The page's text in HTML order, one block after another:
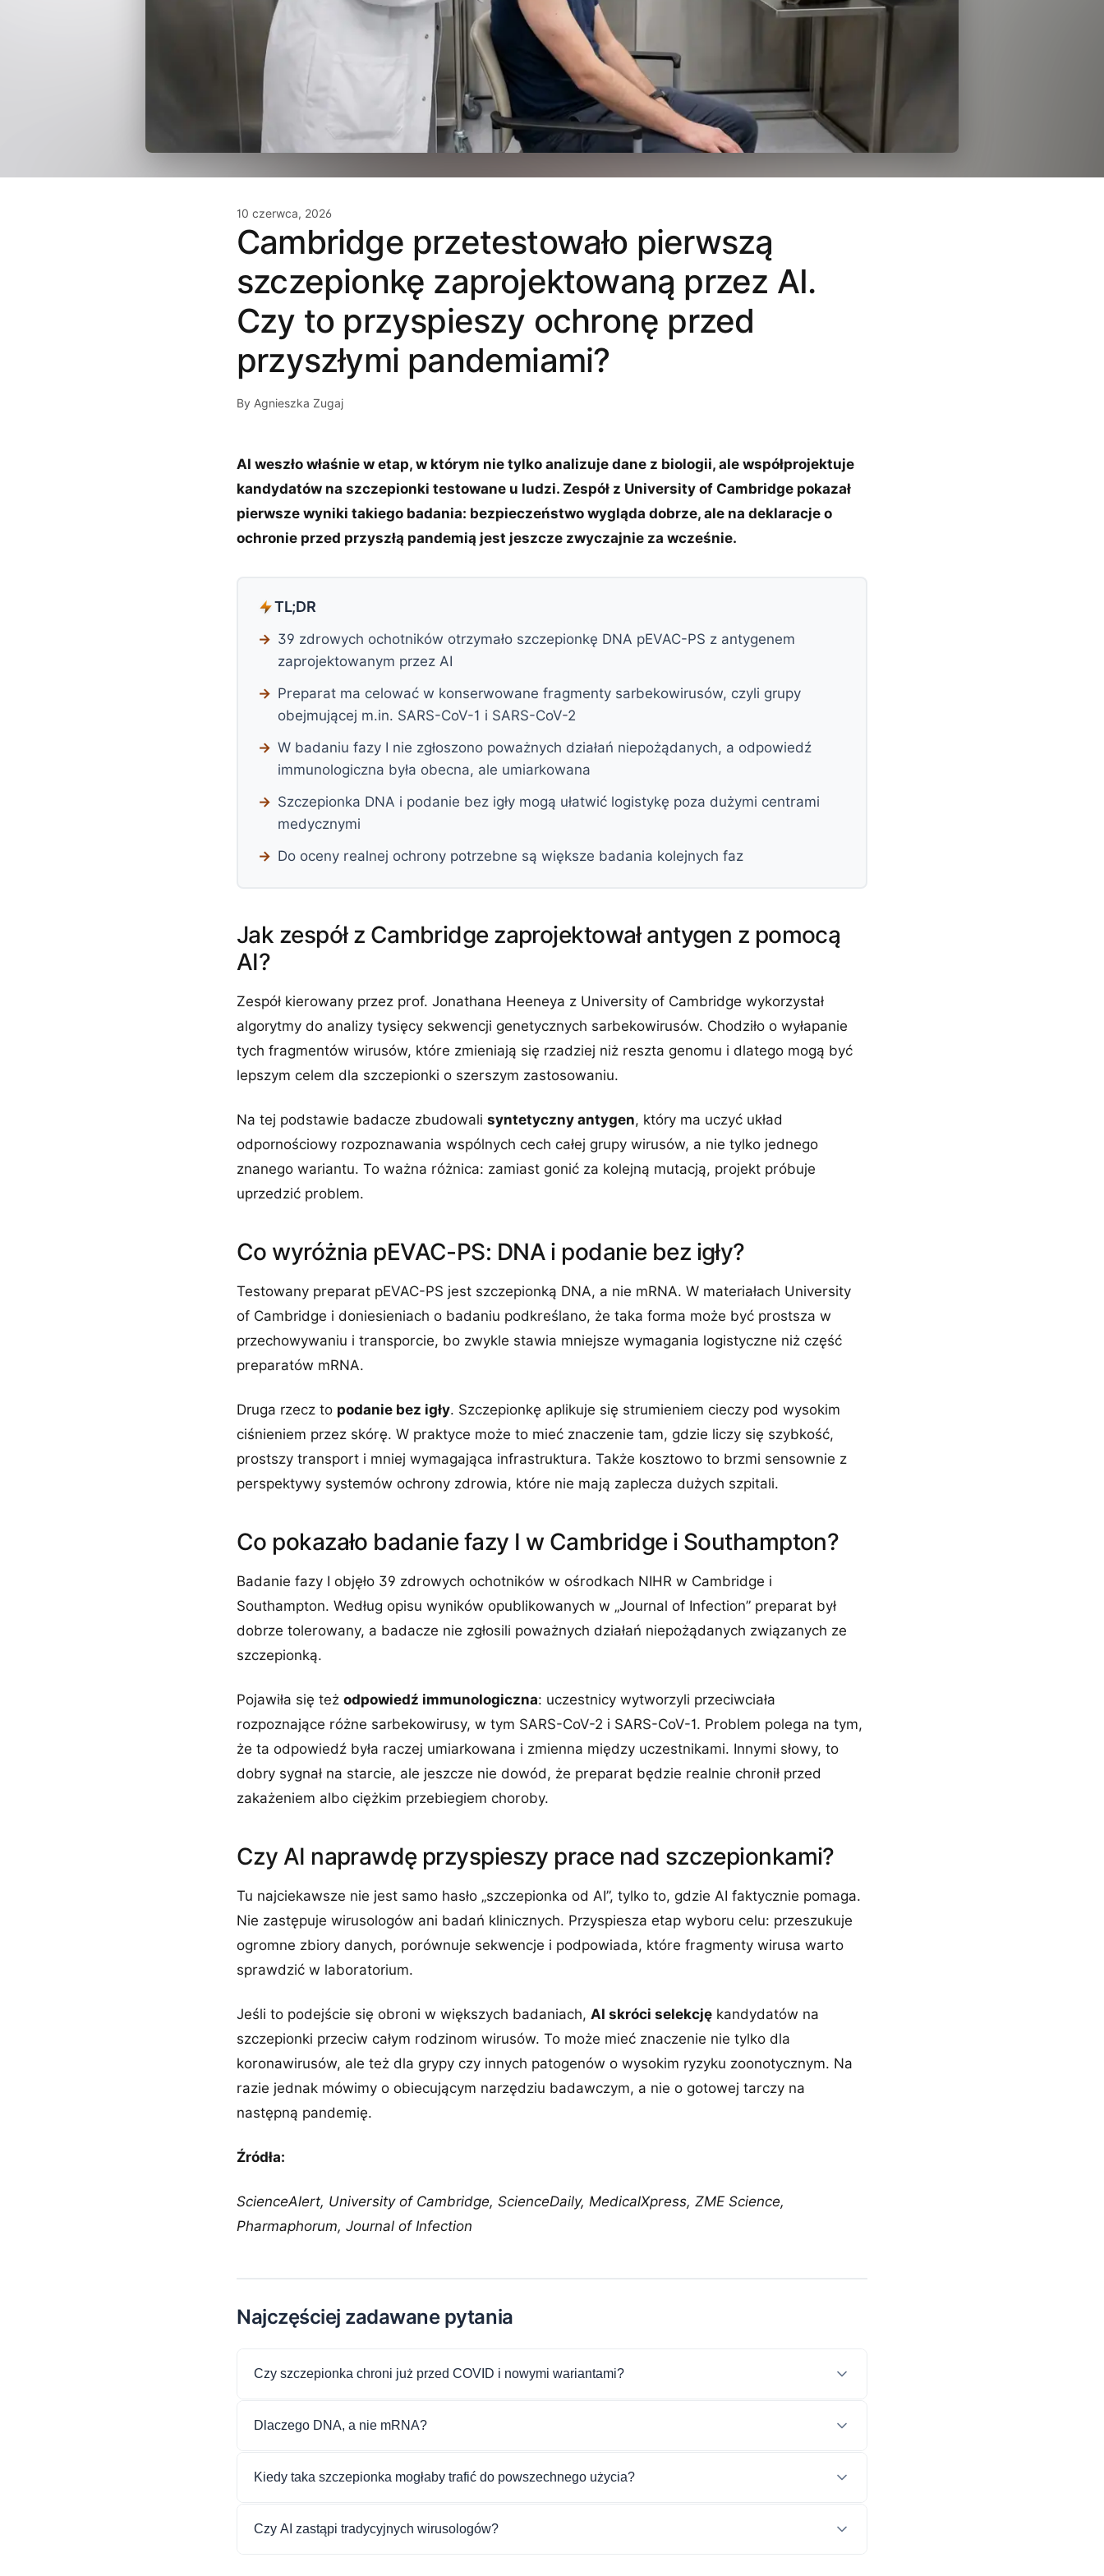
10 czerwca, 2026
Cambridge przetestowało pierwszą
szczepionkę zaprojektowaną przez AI.
Czy to przyspieszy ochronę przed
przyszłymi pandemiami?
By Agnieszka Zugaj
AI weszło właśnie w etap, w którym nie tylko analizuje dane z biologii, ale współprojektuje
kandydatów na szczepionki testowane u ludzi. Zespół z University of Cambridge pokazał
pierwsze wyniki takiego badania: bezpieczeństwo wygląda dobrze, ale na deklaracje o
ochronie przed przyszłą pandemią jest jeszcze zwyczajnie za wcześnie.
TL;DR
39 zdrowych ochotników otrzymało szczepionkę DNA pEVAC-PS z antygenem
zaprojektowanym przez AI
Preparat ma celować w konserwowane fragmenty sarbekowirusów, czyli grupy
obejmującej m.in. SARS-CoV-1 i SARS-CoV-2
W badaniu fazy I nie zgłoszono poważnych działań niepożądanych, a odpowiedź
immunologiczna była obecna, ale umiarkowana
Szczepionka DNA i podanie bez igły mogą ułatwić logistykę poza dużymi centrami
medycznymi
Do oceny realnej ochrony potrzebne są większe badania kolejnych faz
Jak zespół z Cambridge zaprojektował antygen z pomocą
AI?
Zespół kierowany przez prof. Jonathana Heeneya z University of Cambridge wykorzystał
algorytmy do analizy tysięcy sekwencji genetycznych sarbekowirusów. Chodziło o wyłapanie
tych fragmentów wirusów, które zmieniają się rzadziej niż reszta genomu i dlatego mogą być
lepszym celem dla szczepionki o szerszym zastosowaniu.
Na tej podstawie badacze zbudowali syntetyczny antygen, który ma uczyć układ
odpornościowy rozpoznawania wspólnych cech całej grupy wirusów, a nie tylko jednego
znanego wariantu. To ważna różnica: zamiast gonić za kolejną mutacją, projekt próbuje
uprzedzić problem.
Co wyróżnia pEVAC-PS: DNA i podanie bez igły?
Testowany preparat pEVAC-PS jest szczepionką DNA, a nie mRNA. W materiałach University
of Cambridge i doniesieniach o badaniu podkreślano, że taka forma może być prostsza w
przechowywaniu i transporcie, bo zwykle stawia mniejsze wymagania logistyczne niż część
preparatów mRNA.
Druga rzecz to podanie bez igły. Szczepionkę aplikuje się strumieniem cieczy pod wysokim
ciśnieniem przez skórę. W praktyce może to mieć znaczenie tam, gdzie liczy się szybkość,
prostszy transport i mniej wymagająca infrastruktura. Także kosztowo to brzmi sensownie z
perspektywy systemów ochrony zdrowia, które nie mają zaplecza dużych szpitali.
Co pokazało badanie fazy I w Cambridge i Southampton?
Badanie fazy I objęło 39 zdrowych ochotników w ośrodkach NIHR w Cambridge i
Southampton. Według opisu wyników opublikowanych w „Journal of Infection” preparat był
dobrze tolerowany, a badacze nie zgłosili poważnych działań niepożądanych związanych ze
szczepionką.
Pojawiła się też odpowiedź immunologiczna: uczestnicy wytworzyli przeciwciała
rozpoznające różne sarbekowirusy, w tym SARS-CoV-2 i SARS-CoV-1. Problem polega na tym,
że ta odpowiedź była raczej umiarkowana i zmienna między uczestnikami. Innymi słowy, to
dobry sygnał na starcie, ale jeszcze nie dowód, że preparat będzie realnie chronił przed
zakażeniem albo ciężkim przebiegiem choroby.
Czy AI naprawdę przyspieszy prace nad szczepionkami?
Tu najciekawsze nie jest samo hasło „szczepionka od AI”, tylko to, gdzie AI faktycznie pomaga.
Nie zastępuje wirusologów ani badań klinicznych. Przyspiesza etap wyboru celu: przeszukuje
ogromne zbiory danych, porównuje sekwencje i podpowiada, które fragmenty wirusa warto
sprawdzić w laboratorium.
Jeśli to podejście się obroni w większych badaniach, AI skróci selekcję kandydatów na
szczepionki przeciw całym rodzinom wirusów. To może mieć znaczenie nie tylko dla
koronawirusów, ale też dla grypy czy innych patogenów o wysokim ryzyku zoonotycznym. Na
razie jednak mówimy o obiecującym narzędziu badawczym, a nie o gotowej tarczy na
następną pandemię.
Źródła:
ScienceAlert, University of Cambridge, ScienceDaily, MedicalXpress, ZME Science,
Pharmaphorum, Journal of Infection
Najczęściej zadawane pytania
Czy szczepionka chroni już przed COVID i nowymi wariantami?
Dlaczego DNA, a nie mRNA?
Kiedy taka szczepionka mogłaby trafić do powszechnego użycia?
Czy AI zastąpi tradycyjnych wirusologów?